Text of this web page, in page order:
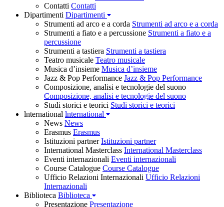
Contatti Contatti
Dipartimenti Dipartimenti
Strumenti ad arco e a corda Strumenti ad arco e a corda
Strumenti a fiato e a percussione Strumenti a fiato e a
percussione
Strumenti a tastiera Strumenti a tastiera
Teatro musicale Teatro musicale
Musica d’insieme Musica d’insieme
Jazz & Pop Performance Jazz & Pop Performance
Composizione, analisi e tecnologie del suono
Composizione, analisi e tecnologie del suono
Studi storici e teorici Studi storici e teorici
lnternational lnternational
News News
Erasmus Erasmus
Istituzioni partner Istituzioni partner
International Masterclass International Masterclass
Eventi internazionali Eventi internazionali
Course Catalogue Course Catalogue
Ufficio Relazioni Internazionali Ufficio Relazioni
Internazionali
Biblioteca Biblioteca
Presentazione Presentazione